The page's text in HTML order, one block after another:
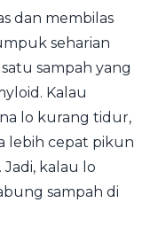
dan membilas
seharian
sampah yang
Kalau
lo kurang tidur,
lebih cepat pikun
kalau lo
sampah di